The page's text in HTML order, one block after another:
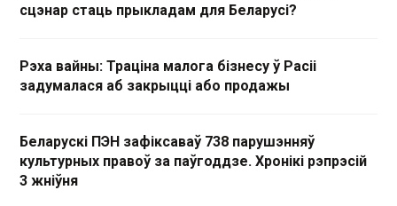
сцэнар стаць прыкладам для Беларусі?
Рэха вайны: Траціна малога бізнесу ў Расіі
задумалася аб закрыцці або продажы
Беларускі ПЭН зафіксаваў 738 парушэнняў
культурных правоў за паўгоддзе. Хронікі рэпрэсій
3 жніўня